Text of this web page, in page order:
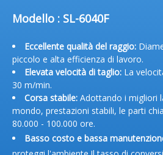
Modello : SL-6040F
Eccellente qualità del raggio:
piccolo e alta efficienza di lavoro.
Elevata velocità di taglio: La
30 m/min.
Corsa stabile: Adottando i migliori
mondo, prestazioni stabili, le parti
80.000 - 100.000 ore.
Basso costo e bassa